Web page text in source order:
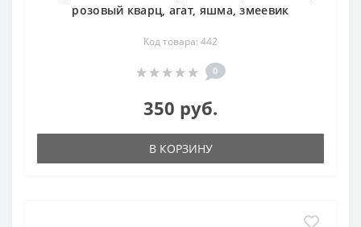
розовый кварц, агат, яшма, змеевик
Код товара: 442
0
350 руб.
В КОРЗИНУ